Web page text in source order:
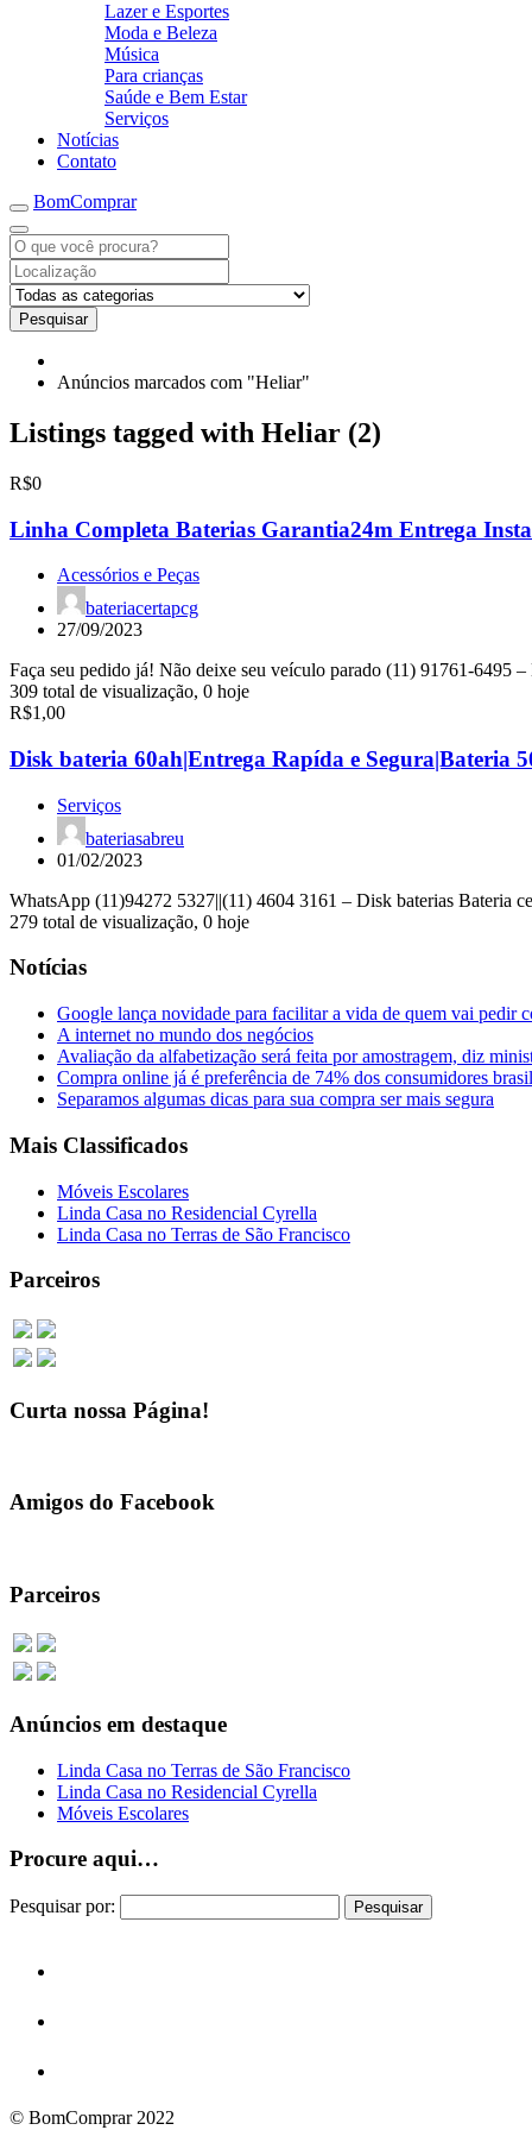
Lazer e Esportes
Moda e Beleza
Música
Para crianças
Saúde e Bem Estar
Serviços
Notícias
Contato
BomComprar
Pesquisar
Anúncios marcados com "Heliar"
Listings tagged with Heliar (2)
R$0
Linha Completa Baterias Garantia24m Entrega
Acessórios e Peças
bateriacertapcg
27/09/2023
Faça seu pedido já! Não deixe seu veículo parado (11) 91761-6495
309 total de visualização, 0 hoje
R$1,00
Disk bateria 60ah|Entrega Rapída e Segura|Bateria
Serviços
bateriasabreu
01/02/2023
WhatsApp (11)94272 5327||(11) 4604 3161 – Disk baterias Bateria
279 total de visualização, 0 hoje
Notícias
Google lança novidade para facilitar a vida de quem vai pedir
A internet no mundo dos negócios
Avaliação da alfabetização será feita por amostragem, diz
Compra online já é preferência de 74% dos consumidores
Separamos algumas dicas para sua compra ser mais segura
Mais Classificados
Móveis Escolares
Linda Casa no Residencial Cyrella
Linda Casa no Terras de São Francisco
Parceiros
Curta nossa Página!
Amigos do Facebook
Parceiros
Anúncios em destaque
Linda Casa no Terras de São Francisco
Linda Casa no Residencial Cyrella
Móveis Escolares
Procure aqui…
Pesquisar por:
© BomComprar 2022